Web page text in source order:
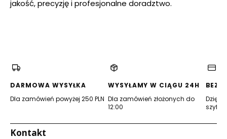
jakość, precyzję i profesjonalne doradztwo.
neuen
neuen
DARMOWA WYSYŁKA
Dla zamówień powyżej 250 PLN
WYSYŁAMY W CIĄGU 24H
Dla zamówień złożonych do
12:00
Dzięki
Kontakt